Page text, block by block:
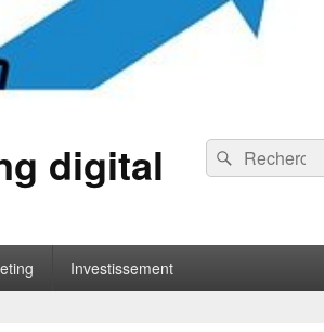
digital Recherche :
Rechercher
Investissement